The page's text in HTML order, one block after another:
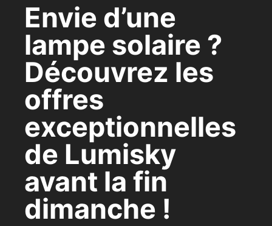
Envie d’une
lampe solaire ?
Découvrez les
offres
exceptionnelles
de Lumisky
avant la fin
dimanche !